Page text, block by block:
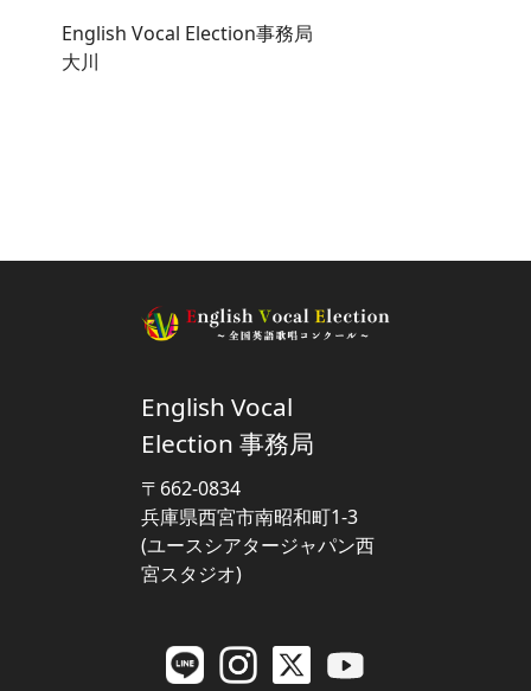
English Vocal Election事務局
大川
English Vocal
Election 事務局
〒662-0834
兵庫県西宮市南昭和町1-3
(ユースシアタージャパン西
宮スタジオ)